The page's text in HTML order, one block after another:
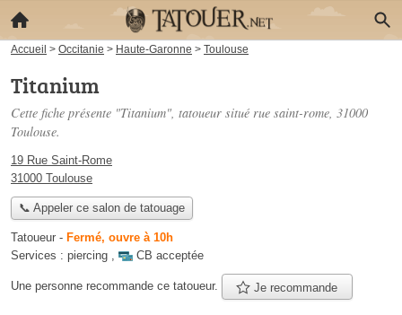
Accueil > Occitanie > Haute-Garonne > Toulouse
Titanium
Cette fiche présente "Titanium", tatoueur situé rue saint-rome, 31000
Toulouse.
19 Rue Saint-Rome
31000 Toulouse
📞 Appeler ce salon de tatouage
Tatoueur - Fermé, ouvre à 10h
Services : piercing , CB acceptée
Une personne recommande ce tatoueur. Je recommande